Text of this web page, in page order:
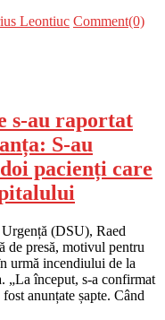
Leontiuc Comment(0)
s-au raportat
S-au
pacienți care
(DSU), Raed
de presă, motivul pentru
urmă incendiului de la
„La început, s-a confirmat
anunțate șapte. Când